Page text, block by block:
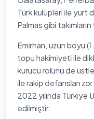
Türk kulüpleri ile yurt
Palmas gibi
Emirhan, uzun boyu
topu hakimiyeti ile
kurucu rolünü de
ile rakip defansları
2022 yılında Türkiye
edilmiştir.